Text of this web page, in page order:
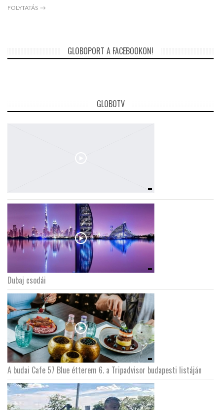
GLOBOTV BP
HÍR3D
GLOBOTV
LINKTR.EE
GLOBOZSARU
DOBRAVERO.HU
LATIMO.HU
GLOBOBOOK
FOLYTATÁS →
GLOBOPORT A FACEBOOKON!
GLOBOTV
Dubaj csodái
A budai Cafe 57 Blue étterem 6. a Tripadvisor budapesti listáján